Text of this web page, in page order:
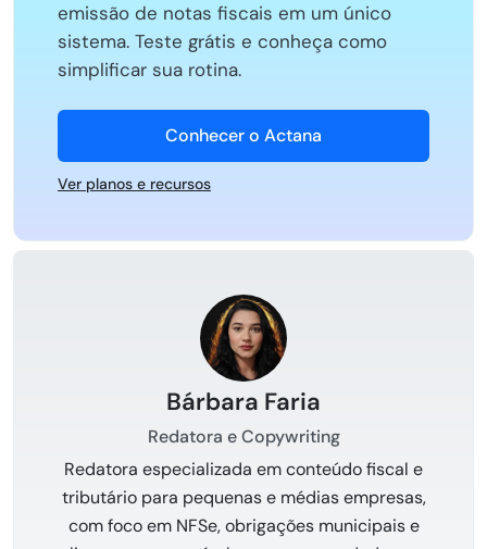
emissão de notas fiscais em um único
sistema. Teste grátis e conheça como
simplificar sua rotina.
Conhecer o Actana
Ver planos e recursos
Bárbara Faria
Redatora e Copywriting
Redatora especializada em conteúdo fiscal e
tributário para pequenas e médias empresas,
com foco em NFSe, obrigações municipais e